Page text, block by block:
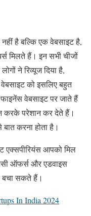
है बल्कि एक वेबसाइट है,
मिलते हैं। इन सभी चीजों
ने रिव्यूज दिया है,
को इसलिए बहुत
वेबसाइट पर जाते हैं
करके परेशान कर देते हैं।
करना होता है।
एक्सपीरियंस आपको मिल
ऑफर्स और एडवाइस
बचा सकते हैं।
In India 2024